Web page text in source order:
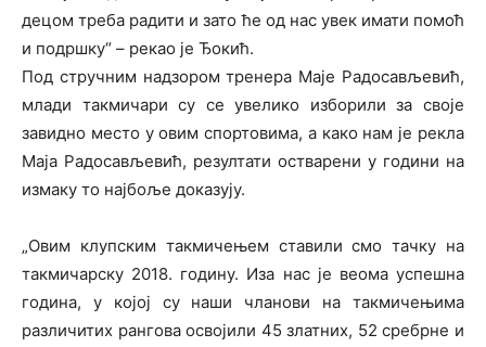
децом треба радити и зато ће од нас увек имати помоћ
и подршку“ – рекао је Ђокић.
Под стручним надзором тренера Маје Радосављевић,
млади такмичари су се увелико изборили за своје
завидно место у овим спортовима, а како нам је рекла
Маја Радосављевић, резултати остварени у години на
измаку то најбоље доказују.
„Овим клупским такмичењем ставили смо тачку на
такмичарску 2018. годину. Иза нас је веома успешна
година, у којој су наши чланови на такмичењима
различитих рангова освојили 45 златних, 52 сребрне и